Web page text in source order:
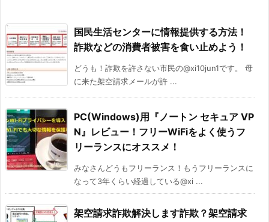
国民生活センターに情報提供する方法！
詐欺などの消費者被害を食い止めよう！
どうも！詐欺を許さない市民の@xi10jun1です。 母
に来た架空請求メールが許 ...
PC(Windows)用『ノートン セキュア VP
N』レビュー！フリーWiFiをよく使うフ
リーランスにオススメ！
みなさんどうもフリーランス！もうフリーランスに
なって3年くらい経過している@xi ...
架空請求詐欺解決します詐欺？架空請求